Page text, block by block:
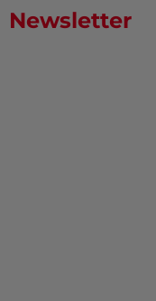
Newsletter